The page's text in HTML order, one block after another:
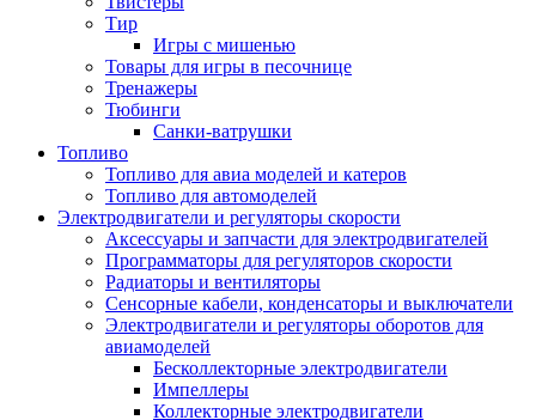
Тир
Игры с мишенью
Товары для игры в песочнице
Тренажеры
Тюбинги
Санки-ватрушки
Топливо
Топливо для авиа моделей и катеров
Топливо для автомоделей
Электродвигатели и регуляторы скорости
Аксессуары и запчасти для электродвигателей
Программаторы для регуляторов скорости
Радиаторы и вентиляторы
Сенсорные кабели, конденсаторы и выключатели
Электродвигатели и регуляторы оборотов для
авиамоделей
Бесколлекторные электродвигатели
Импеллеры
Коллекторные электродвигатели